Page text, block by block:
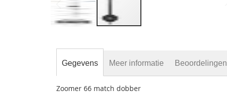
het
begin
afbeeldingen-
Gegevens
Zoomer 66 match dobber
Meer informatie Beoordelingen